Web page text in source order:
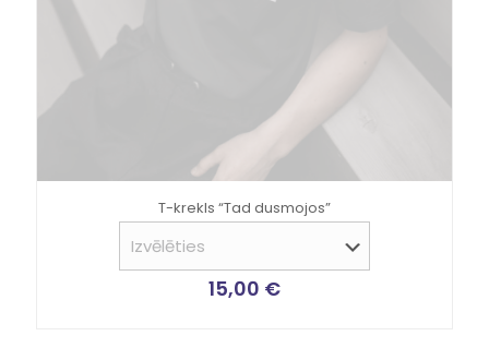
T-krekls “Tad dusmojos”
15,00 €